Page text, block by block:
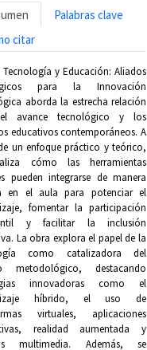
Palabras clave
citar
y Educación: Aliados
para la Innovación
aborda la estrecha relación
avance tecnológico y los
educativos contemporáneos. A
un enfoque práctico y teórico,
cómo las herramientas
pueden integrarse de manera
en el aula para potenciar el
fomentar la participación
y facilitar la inclusión
La obra explora el papel de la
como catalizadora del
metodológico, destacando
innovadoras como el
híbrido, el uso de
virtuales, aplicaciones
realidad aumentada y
multimedia. Además, se